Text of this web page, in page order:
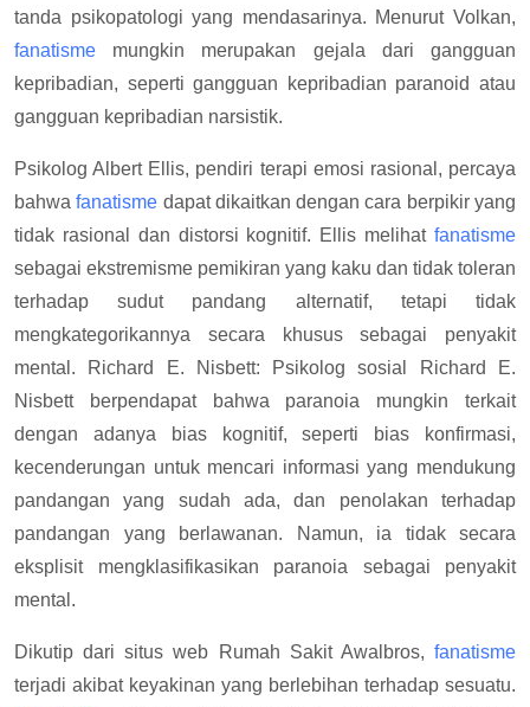
tanda psikopatologi yang mendasarinya. Menurut Volkan,
fanatisme mungkin merupakan gejala dari gangguan
kepribadian, seperti gangguan kepribadian paranoid atau
gangguan kepribadian narsistik.
Psikolog Albert Ellis, pendiri terapi emosi rasional, percaya
bahwafanatisme dapat dikaitkan dengan cara berpikir yang
tidak rasional dan distorsi kognitif. Ellis melihat fanatisme
sebagai ekstremisme pemikiran yang kaku dan tidak toleran
terhadap sudut pandang alternatif, tetapi tidak
mengkategorikannya secara khusus sebagai penyakit
mental. Richard E. Nisbett: Psikolog sosial Richard E.
Nisbett berpendapat bahwa paranoia mungkin terkait
dengan adanya bias kognitif, seperti bias konfirmasi,
kecenderungan untuk mencari informasi yang mendukung
pandangan yang sudah ada, dan penolakan terhadap
pandangan yang berlawanan. Namun, ia tidak secara
eksplisit mengklasifikasikan paranoia sebagai penyakit
mental.
Dikutip dari situs web Rumah Sakit Awalbros, fanatisme
terjadi akibat keyakinan yang berlebihan terhadap sesuatu.